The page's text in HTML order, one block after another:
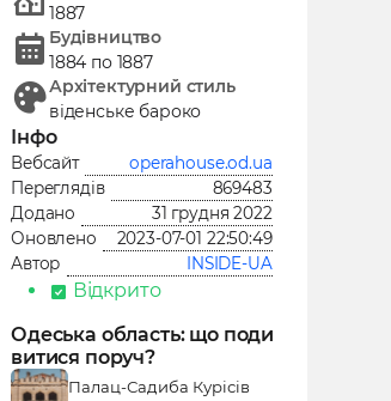
1887
Будівництво
1884 по 1887
Архітектурний стиль
віденське бароко
Інфо
Вебсайт
operahouse.od.ua
Переглядів
869483
Додано
31 грудня 2022
Оновлено
2023-07-01 22:50:49
Автор
INSIDE-UA
Відкрито
Одеська область: що поди
витися поруч?
Палац-Садиба Курісів